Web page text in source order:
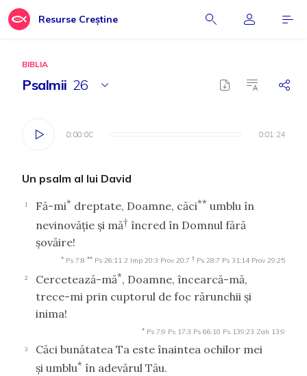
Resurse Creștine
BIBLIA
Psalmii 26
0:00:00 0:01:24
0:00:00 0:01:24
Un psalm al lui David
1 Fă-mi* dreptate, Doamne, căci** umblu în
nevinovăţie şi mă† încred în Domnul fără
şovăire!
* Ps 7:8 ** Ps 26:11 2 Imp 20:3 Prov 20:7 † Ps 28:7 Ps 31:14 Prov 29:25
2 Cercetează-mă*, Doamne, încearcă-mă,
trece-mi prin cuptorul de foc rărunchii şi
inima!
* Ps 7:9 Ps 17:3 Ps 66:10 Ps 139:23 Zah 13:9
3
Căci bunătatea Ta este înaintea ochilor mei
şi umblu* în adevărul Tău.